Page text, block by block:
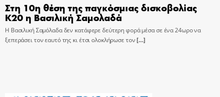
Στη 10η θέση της παγκόσμιας δισκοβολίας
Κ20 η Βασιλική Σαμολαδά
Η Βασιλική Σαμόλαδα δεν κατάφερε δεύτερη φορά μέσα σε ένα 24ωρο να
ξεπεράσει τον εαυτό της κι έτσι ολοκλήρωσε τον[…]